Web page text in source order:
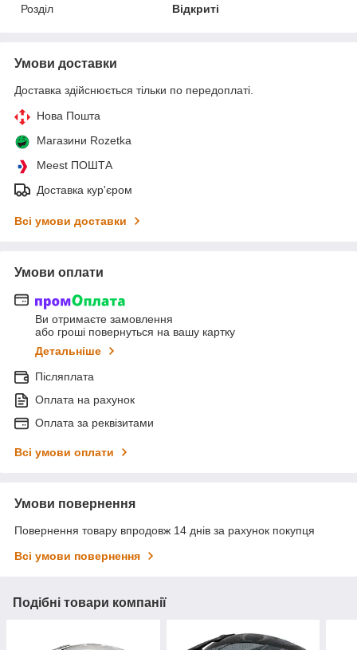
Розділ
Відкриті
Умови доставки
Доставка здійснюється тільки по передоплаті.
Нова Пошта
Магазини Rozetka
Meest ПОШТА
Доставка кур'єром
Всі умови доставки
Умови оплати
Ви отримаєте замовлення
або гроші повернуться на вашу картку
Детальніше
Післяплата
Оплата на рахунок
Оплата за реквізитами
Всі умови оплати
Умови повернення
Повернення товару впродовж 14 днів за рахунок покупця
Всі умови повернення
Подібні товари компанії